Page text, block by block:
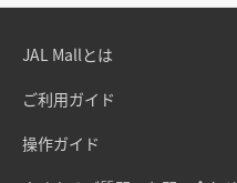
JAL Mallとは
ご利用ガイド
操作ガイド